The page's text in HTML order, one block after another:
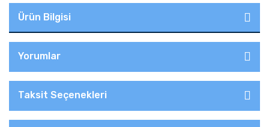
Ürün Bilgisi
Yorumlar
Taksit Seçenekleri